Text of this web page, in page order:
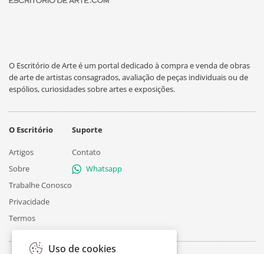
O Escritório de Arte é um portal dedicado à compra e venda de obras
de arte de artistas consagrados, avaliação de peças individuais ou de
espólios, curiosidades sobre artes e exposições.
O Escritório
Artigos
Sobre
Trabalhe Conosco
Privacidade
Termos
Suporte
Contato
Whatsapp
Uso de cookies